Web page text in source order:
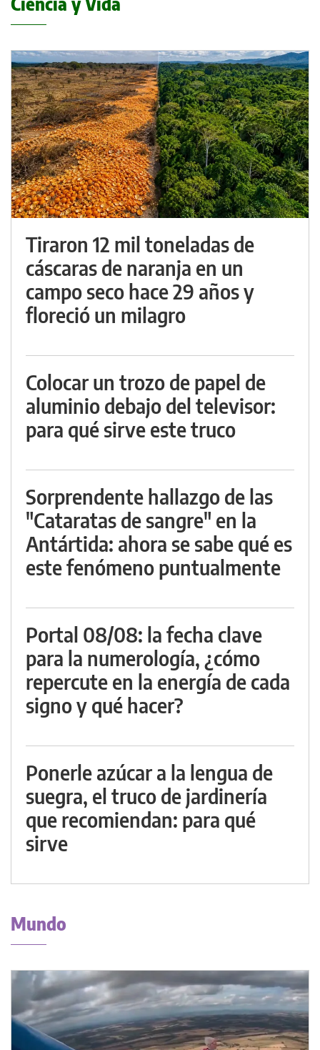
Tiraron 12 mil toneladas de
cáscaras de naranja en un
campo seco hace 29 años y
floreció un milagro
Colocar un trozo de papel de
aluminio debajo del televisor:
para qué sirve este truco
Sorprendente hallazgo de las
"Cataratas de sangre" en la
Antártida: ahora se sabe qué es
este fenómeno puntualmente
Portal 08/08: la fecha clave
para la numerología, ¿cómo
repercute en la energía de cada
signo y qué hacer?
Ponerle azúcar a la lengua de
suegra, el truco de jardinería
que recomiendan: para qué
sirve
Mundo